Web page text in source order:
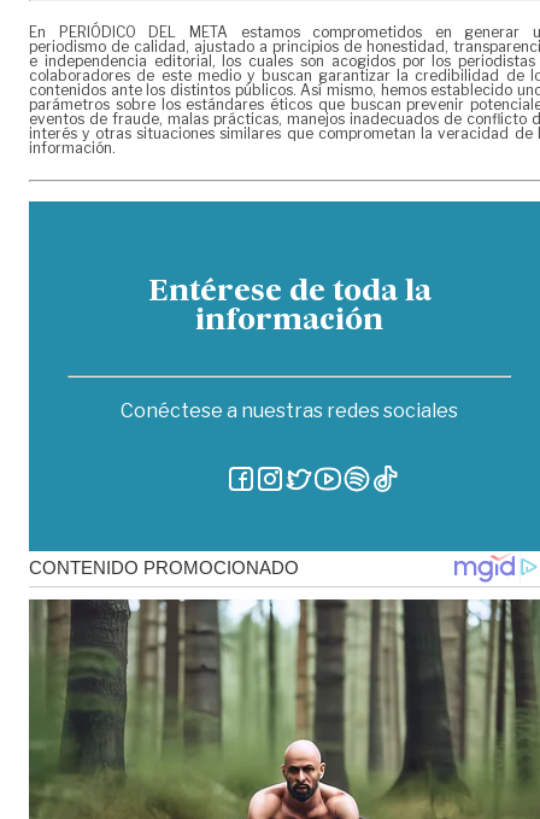
En PERIÓDICO DEL META estamos comprometidos en generar
periodismo de calidad, ajustado a principios de honestidad,
e independencia editorial, los cuales son acogidos por los periodistas
colaboradores de este medio y buscan garantizar la credibilidad de
contenidos ante los distintos públicos. Así mismo, hemos establecido
parámetros sobre los estándares éticos que buscan prevenir
eventos de fraude, malas prácticas, manejos inadecuados de conflicto
interés y otras situaciones similares que comprometan la veracidad de
información.
Entérese de toda la
información
Conéctese a nuestras redes sociales